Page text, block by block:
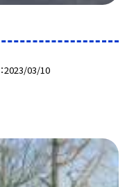
2023/03/10